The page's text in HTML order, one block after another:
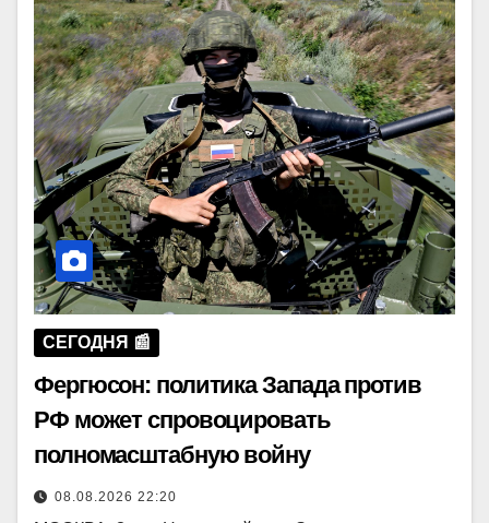
СЕГОДНЯ 📰
Фергюсон: политика Запада против
РФ может спровоцировать
полномасштабную войну
08.08.2026 22:20